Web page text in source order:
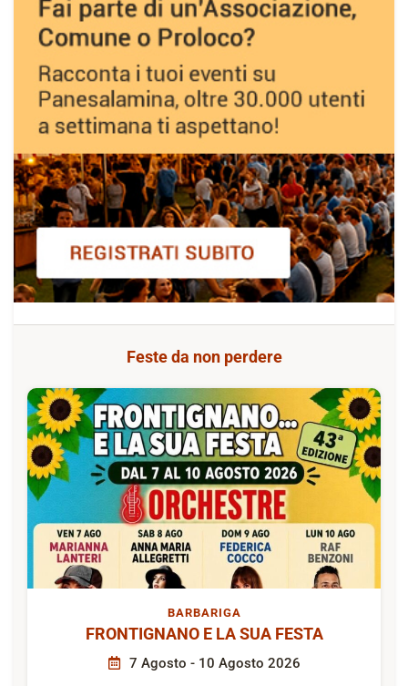
Feste da non perdere
BARBARIGA
FRONTIGNANO E LA SUA FESTA
7 Agosto - 10 Agosto 2026